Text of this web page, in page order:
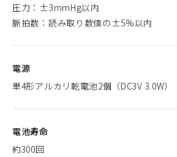
圧力：±3mmHg以内
脈拍数：読み取り数値の±5%以内
電源
単4形アルカリ乾電池2個（DC3V 3.0W）
電池寿命
約300回